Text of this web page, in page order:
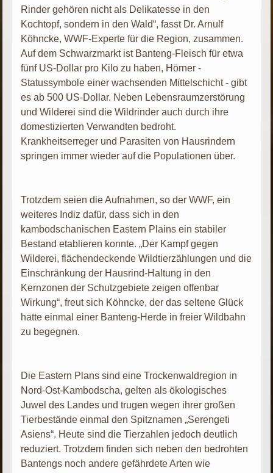
Rinder gehören nicht als Delikatesse in den
Kochtopf, sondern in den Wald“, fasst Dr. Arnulf
Köhncke, WWF-Experte für die Region, zusammen.
Auf dem Schwarzmarkt ist Banteng-Fleisch für etwa
fünf US-Dollar pro Kilo zu haben, Hörner -
Statussymbole einer wachsenden Mittelschicht - gibt
es ab 500 US-Dollar. Neben Lebensraumzerstörung
und Wilderei sind die Wildrinder auch durch ihre
domestizierten Verwandten bedroht.
Krankheitserreger und Parasiten von Hausrindern
springen immer wieder auf die Populationen über.
Trotzdem seien die Aufnahmen, so der WWF, ein
weiteres Indiz dafür, dass sich in den
kambodschanischen Eastern Plains ein stabiler
Bestand etablieren konnte. „Der Kampf gegen
Wilderei, flächendeckende Wildtierzählungen und die
Einschränkung der Hausrind-Haltung in den
Kernzonen der Schutzgebiete zeigen offenbar
Wirkung“, freut sich Köhncke, der das seltene Glück
hatte einmal einer Banteng-Herde in freier Wildbahn
zu begegnen.
Die Eastern Plans sind eine Trockenwaldregion in
Nord-Ost-Kambodscha, gelten als ökologisches
Juwel des Landes und trugen wegen ihrer großen
Tierbestände einmal den Spitznamen „Serengeti
Asiens“. Heute sind die Tierzahlen jedoch deutlich
reduziert. Trotzdem finden sich neben den bedrohten
Bantengs noch andere gefährdete Arten wie